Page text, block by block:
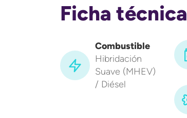
Ficha técnica
Combustible
Hibridación
Suave (MHEV)
/ Diésel